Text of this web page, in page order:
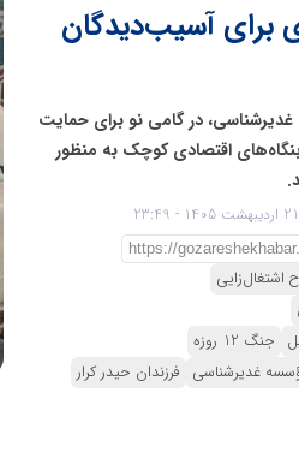
آسیب‌دیدگان
در گامی نو برای حمایت
۱۲ روزه، از راه‌اندازی بنگاه‌های اقتصادی کوچک به منظور
اشتغال‌زایی
جنگ 12 روزه
غدیرشناسی فرزندان حیدر کرار